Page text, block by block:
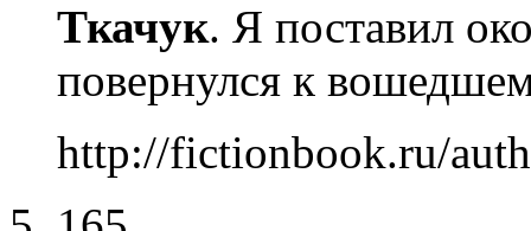
Ткачук. Я поставил
повернулся к
http://fictionbook.ru/